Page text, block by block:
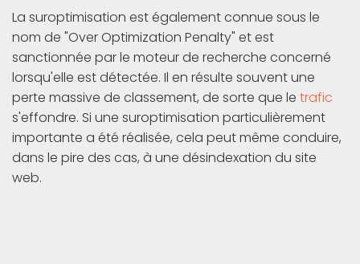
La suroptimisation est également connue sous le
nom de "Over Optimization Penalty" et est
sanctionnée par le moteur de recherche concerné
lorsqu'elle est détectée. Il en résulte souvent une
perte massive de classement, de sorte que le trafic
s'effondre. Si une suroptimisation particulièrement
importante a été réalisée, cela peut même conduire,
dans le pire des cas, à une désindexation du site
web.